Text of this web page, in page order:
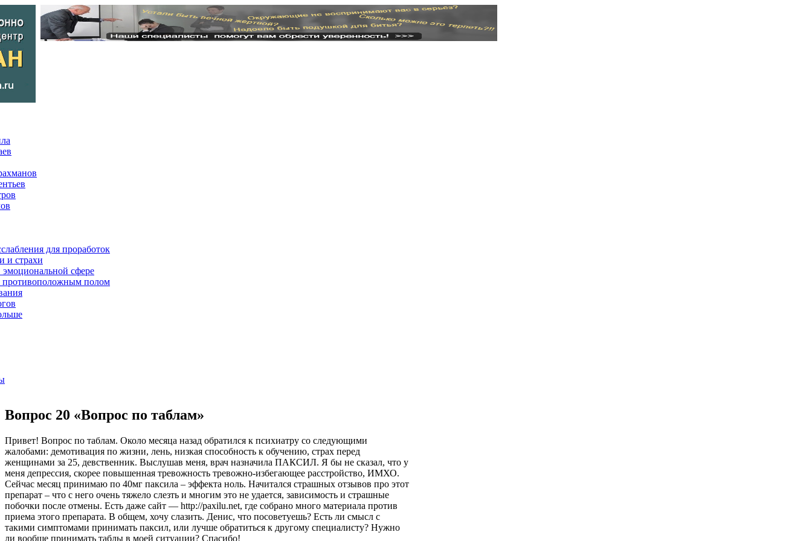
для проработок
и страхи
сфере
полом
Вопрос 20 «Вопрос по таблам»
Привет! Вопрос по таблам. Около месяца назад обратился к психиатру со следующими
жалобами: демотивация по жизни, лень, низкая способность к обучению, страх перед
женщинами за 25, девственник. Выслушав меня, врач назначила ПАКСИЛ. Я бы не сказал, что у
меня депрессия, скорее повышенная тревожность тревожно-избегающее расстройство, ИМХО.
Сейчас месяц принимаю по 40мг паксила – эффекта ноль. Начитался страшных отзывов про этот
препарат – что с него очень тяжело слезть и многим это не удается, зависимость и страшные
побочки после отмены. Есть даже сайт — http://paxilu.net, где собрано много материала против
приема этого препарата. В общем, хочу слазить. Денис, что посоветуешь? Есть ли смысл с
такими симптомами принимать паксил, или лучше обратиться к другому специалисту? Нужно
ли вообще принимать таблы в моей ситуации? Спасибо!